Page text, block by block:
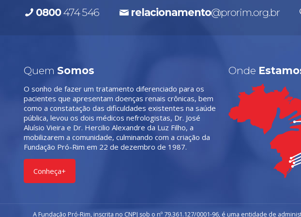
0800474 546 relacionamento@prorim.org.br
Quem Somos
O sonho de fazer um tratamento diferenciado para os
pacientes que apresentam doenças renais crônicas, bem
como a constatação das dificuldades existentes na saúde
pública, levou os dois médicos nefrologistas, Dr. José
Aluísio Vieira e Dr. Hercilio Alexandre da Luz Filho, a
mobilizarem a comunidade, culminando com a criação da
Fundação Pró-Rim em 22 de dezembro de 1987.
Conheça+
Onde
A Fundação Pró-Rim, inscrita no CNPJ sob o nº 79.361.127/0001-96, é uma entidade de